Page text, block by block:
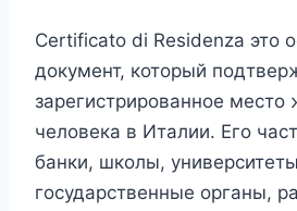
Certificato di Residenza это
документ, который
зарегистрированное место
человека в Италии. Его
банки, школы,
государственные органы,